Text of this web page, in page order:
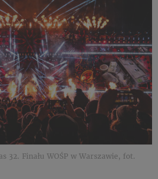
32. Finału WOŚP w Warszawie, fot.